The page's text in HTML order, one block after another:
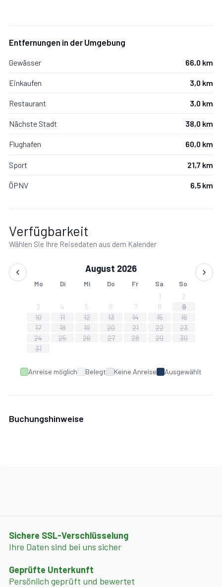
Entfernungen in der Umgebung
Gewässer 66,0 km
Einkaufen 3,0 km
Restaurant 3,0 km
Nächste Stadt 38,0 km
Flughafen 60,0 km
Sport 21,7 km
ÖPNV 6,5 km
Verfügbarkeit
Wählen Sie Ihre Reisedaten aus dem Kalender
August 2026
Mo Di Mi Do Fr Sa So
1
2
3
4 5 6 7 8
9
10
11 12 13 14 15
16
17
18 19 20 21 22
23
24
25 26 27 28 29
30
31
Anreise möglich Belegt Keine Anreise Ausgewählt
Buchungshinweise
Sichere SSL-Verschlüsselung
Ihre Daten sind bei uns sicher
Geprüfte Unterkunft
Persönlich geprüft und bewertet